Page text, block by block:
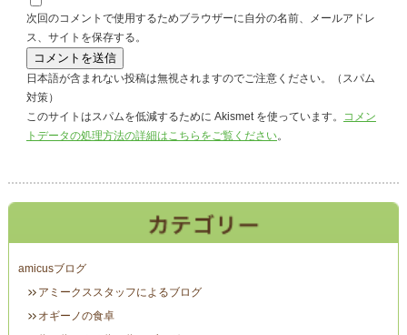
次回のコメントで使用するためブラウザーに自分の名前、メールアドレ
ス、サイトを保存する。
日本語が含まれない投稿は無視されますのでご注意ください。（スパム
対策）
このサイトはスパムを低減するために Akismet を使っています。 コメン
トデータの処理方法の詳細はこちらをご覧ください。
amicusブログ
アミークススタッフによるブログ
オギーノの食卓